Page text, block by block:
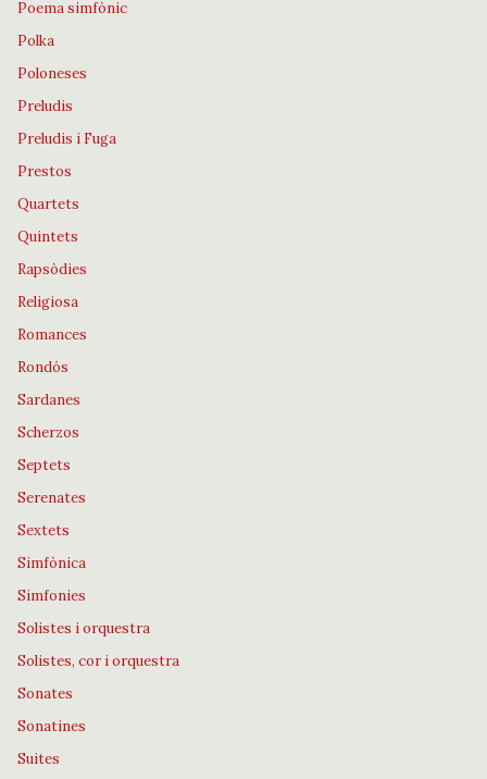
Poema simfònic
Polka
Poloneses
Preludis
Preludis i Fuga
Prestos
Quartets
Quintets
Rapsòdies
Religiosa
Romances
Rondós
Sardanes
Scherzos
Septets
Serenates
Sextets
Simfònica
Simfonies
Solistes i orquestra
Solistes, cor i orquestra
Sonates
Sonatines
Suites